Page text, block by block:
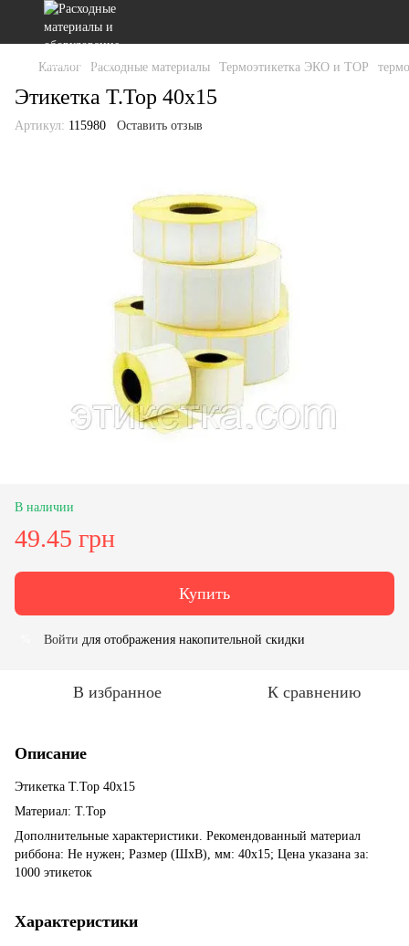
Каталог Расходные материалы Термоэтикетка ЭКО и ТОР
Этикетка T.Top 40x15
Артикул: 115980 Оставить отзыв
В наличии
49.45 грн
Купить
Войти для отображения накопительной скидки
В избранное К сравнению
Описание
Этикетка T.Top 40x15
Материал: T.Top
Дополнительные характеристики. Рекомендованный материал
риббона: Не нужен; Размер (ШхВ), мм: 40x15; Цена указана за:
1000 этикеток
Характеристики